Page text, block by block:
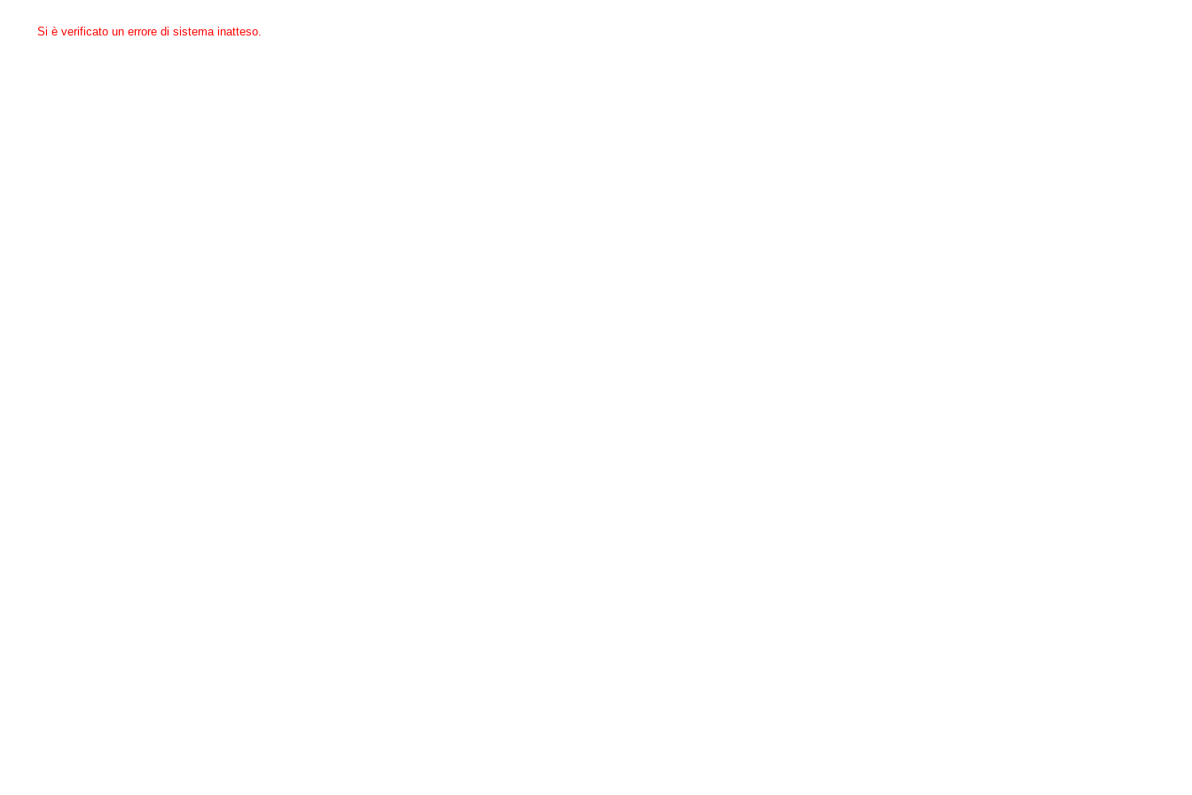
Si è verificato un errore di sistema inatteso.